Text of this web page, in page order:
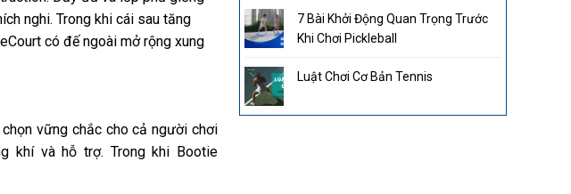
7 Bài Khởi Động Quan Trọng Trước
Khi Chơi Pickleball
Luật Chơi Cơ Bản Tennis
nghi. Trong khi cái sau tăng
có đế ngoài mở rộng xung
vững chắc cho cả người chơi
khí và hỗ trợ. Trong khi Bootie